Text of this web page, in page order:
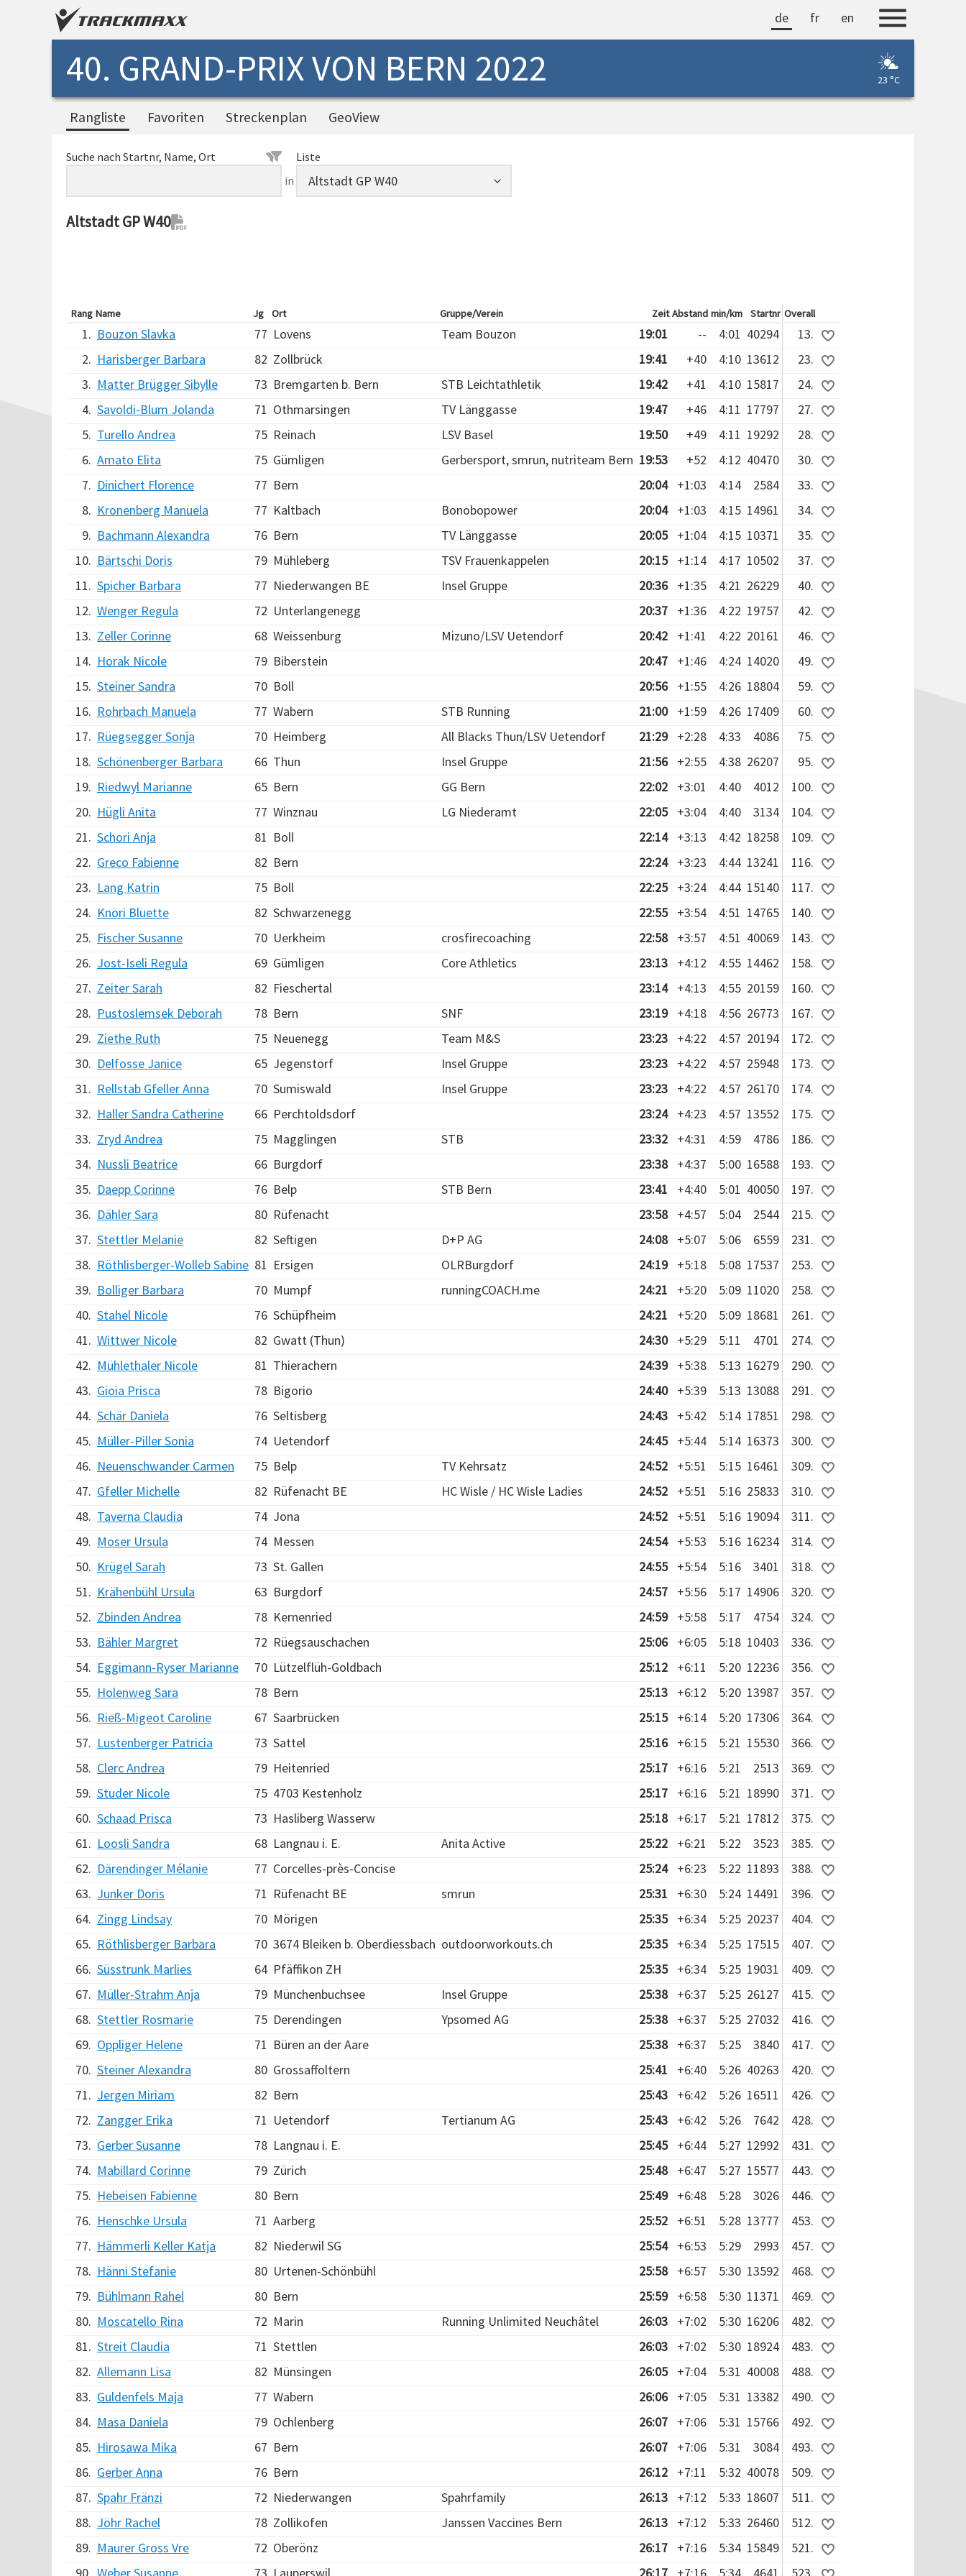
de fr en
40. GRAND-PRIX VON BERN 2022 23 °C
Rangliste Favoriten Streckenplan GeoView
Suche nach Startnr, Name, Ort
in
Liste
Altstadt GP W40
Rang Name Jg Ort Gruppe/Verein Zeit Abstand min/km Startnr Overall
1. Bouzon Slavka 77 Lovens Team Bouzon 19:01 -- 4:01 40294
13.
2. Harisberger Barbara 82 Zollbrück 19:41 +40 4:10 13612
23.
3. Matter Brügger Sibylle 73 Bremgarten b. Bern STB Leichtathletik 19:42 +41 4:10 15817
24.
4. Savoldi-Blum Jolanda 71 Othmarsingen TV Länggasse 19:47 +46 4:11 17797
27.
5. Turello Andrea 75 Reinach LSV Basel 19:50 +49 4:11 19292
28.
6. Amato Elita 75 Gümligen Gerbersport, smrun, nutriteam Bern 19:53 +52 4:12 40470
30.
7. Dinichert Florence 77 Bern 20:04 +1:03 4:14 2584
33.
8. Kronenberg Manuela 77 Kaltbach Bonobopower 20:04 +1:03 4:15 14961
34.
9. Bachmann Alexandra 76 Bern TV Länggasse 20:05 +1:04 4:15 10371
35.
10. Bärtschi Doris 79 Mühleberg TSV Frauenkappelen 20:15 +1:14 4:17 10502
37.
11. Spicher Barbara 77 Niederwangen BE Insel Gruppe 20:36 +1:35 4:21 26229
40.
12. Wenger Regula 72 Unterlangenegg 20:37 +1:36 4:22 19757
42.
13. Zeller Corinne 68 Weissenburg Mizuno/LSV Uetendorf 20:42 +1:41 4:22 20161
46.
14. Horak Nicole 79 Biberstein 20:47 +1:46 4:24 14020
49.
15. Steiner Sandra 70 Boll 20:56 +1:55 4:26 18804
59.
16. Rohrbach Manuela 77 Wabern STB Running 21:00 +1:59 4:26 17409
60.
17. Rüegsegger Sonja 70 Heimberg All Blacks Thun/LSV Uetendorf 21:29 +2:28 4:33 4086
75.
18. Schönenberger Barbara 66 Thun Insel Gruppe 21:56 +2:55 4:38 26207
95.
19. Riedwyl Marianne 65 Bern GG Bern 22:02 +3:01 4:40 4012
100.
20. Hügli Anita 77 Winznau LG Niederamt 22:05 +3:04 4:40 3134
104.
21. Schori Anja 81 Boll 22:14 +3:13 4:42 18258
109.
22. Greco Fabienne 82 Bern 22:24 +3:23 4:44 13241
116.
23. Lang Katrin 75 Boll 22:25 +3:24 4:44 15140
117.
24. Knöri Bluette 82 Schwarzenegg 22:55 +3:54 4:51 14765
140.
25. Fischer Susanne 70 Uerkheim crosfirecoaching 22:58 +3:57 4:51 40069
143.
26. Jost-Iseli Regula 69 Gümligen Core Athletics 23:13 +4:12 4:55 14462
158.
27. Zeiter Sarah 82 Fieschertal 23:14 +4:13 4:55 20159
160.
28. Pustoslemsek Deborah 78 Bern SNF 23:19 +4:18 4:56 26773
167.
29. Ziethe Ruth 75 Neuenegg Team M&S 23:23 +4:22 4:57 20194
172.
30. Delfosse Janice 65 Jegenstorf Insel Gruppe 23:23 +4:22 4:57 25948
173.
31. Rellstab Gfeller Anna 70 Sumiswald Insel Gruppe 23:23 +4:22 4:57 26170
174.
32. Haller Sandra Catherine 66 Perchtoldsdorf 23:24 +4:23 4:57 13552
175.
33. Zryd Andrea 75 Magglingen STB 23:32 +4:31 4:59 4786
186.
34. Nussli Beatrice 66 Burgdorf 23:38 +4:37 5:00 16588
193.
35. Daepp Corinne 76 Belp STB Bern 23:41 +4:40 5:01 40050
197.
36. Dähler Sara 80 Rüfenacht 23:58 +4:57 5:04 2544
215.
37. Stettler Melanie 82 Seftigen D+P AG 24:08 +5:07 5:06 6559
231.
38. Röthlisberger-Wolleb Sabine 81 Ersigen OLRBurgdorf 24:19 +5:18 5:08 17537
253.
39. Bolliger Barbara 70 Mumpf runningCOACH.me 24:21 +5:20 5:09 11020
258.
40. Stahel Nicole 76 Schüpfheim 24:21 +5:20 5:09 18681
261.
41. Wittwer Nicole 82 Gwatt (Thun) 24:30 +5:29 5:11 4701
274.
42. Mühlethaler Nicole 81 Thierachern 24:39 +5:38 5:13 16279
290.
43. Gioia Prisca 78 Bigorio 24:40 +5:39 5:13 13088
291.
44. Schär Daniela 76 Seltisberg 24:43 +5:42 5:14 17851
298.
45. Müller-Piller Sonia 74 Uetendorf 24:45 +5:44 5:14 16373
300.
46. Neuenschwander Carmen 75 Belp TV Kehrsatz 24:52 +5:51 5:15 16461
309.
47. Gfeller Michelle 82 Rüfenacht BE HC Wisle / HC Wisle Ladies 24:52 +5:51 5:16 25833
310.
48. Taverna Claudia 74 Jona 24:52 +5:51 5:16 19094
311.
49. Moser Ursula 74 Messen 24:54 +5:53 5:16 16234
314.
50. Krügel Sarah 73 St. Gallen 24:55 +5:54 5:16 3401
318.
51. Krähenbühl Ursula 63 Burgdorf 24:57 +5:56 5:17 14906
320.
52. Zbinden Andrea 78 Kernenried 24:59 +5:58 5:17 4754
324.
53. Bähler Margret 72 Rüegsauschachen 25:06 +6:05 5:18 10403
336.
54. Eggimann-Ryser Marianne 70 Lützelflüh-Goldbach 25:12 +6:11 5:20 12236
356.
55. Holenweg Sara 78 Bern 25:13 +6:12 5:20 13987
357.
56. Rieß-Migeot Caroline 67 Saarbrücken 25:15 +6:14 5:20 17306
364.
57. Lustenberger Patricia 73 Sattel 25:16 +6:15 5:21 15530
366.
58. Clerc Andrea 79 Heitenried 25:17 +6:16 5:21 2513
369.
59. Studer Nicole 75 4703 Kestenholz 25:17 +6:16 5:21 18990
371.
60. Schaad Prisca 73 Hasliberg Wasserw 25:18 +6:17 5:21 17812
375.
61. Loosli Sandra 68 Langnau i. E. Anita Active 25:22 +6:21 5:22 3523
385.
62. Därendinger Mélanie 77 Corcelles-près-Concise 25:24 +6:23 5:22 11893
388.
63. Junker Doris 71 Rüfenacht BE smrun 25:31 +6:30 5:24 14491
396.
64. Zingg Lindsay 70 Mörigen 25:35 +6:34 5:25 20237
404.
65. Röthlisberger Barbara 70 3674 Bleiken b. Oberdiessbach outdoorworkouts.ch 25:35 +6:34 5:25 17515
407.
66. Süsstrunk Marlies 64 Pfäffikon ZH 25:35 +6:34 5:25 19031
409.
67. Müller-Strahm Anja 79 Münchenbuchsee Insel Gruppe 25:38 +6:37 5:25 26127
415.
68. Stettler Rosmarie 75 Derendingen Ypsomed AG 25:38 +6:37 5:25 27032
416.
69. Oppliger Helene 71 Büren an der Aare 25:38 +6:37 5:25 3840
417.
70. Steiner Alexandra 80 Grossaffoltern 25:41 +6:40 5:26 40263
420.
71. Jergen Miriam 82 Bern 25:43 +6:42 5:26 16511
426.
72. Zangger Erika 71 Uetendorf Tertianum AG 25:43 +6:42 5:26 7642
428.
73. Gerber Susanne 78 Langnau i. E. 25:45 +6:44 5:27 12992
431.
74. Mabillard Corinne 79 Zürich 25:48 +6:47 5:27 15577
443.
75. Hebeisen Fabienne 80 Bern 25:49 +6:48 5:28 3026
446.
76. Henschke Ursula 71 Aarberg 25:52 +6:51 5:28 13777
453.
77. Hämmerli Keller Katja 82 Niederwil SG 25:54 +6:53 5:29 2993
457.
78. Hänni Stefanie 80 Urtenen-Schönbühl 25:58 +6:57 5:30 13592
468.
79. Bühlmann Rahel 80 Bern 25:59 +6:58 5:30 11371
469.
80. Moscatello Rina 72 Marin Running Unlimited Neuchâtel 26:03 +7:02 5:30 16206
482.
81. Streit Claudia 71 Stettlen 26:03 +7:02 5:30 18924
483.
82. Allemann Lisa 82 Münsingen 26:05 +7:04 5:31 40008
488.
83. Guldenfels Maja 77 Wabern 26:06 +7:05 5:31 13382
490.
84. Masa Daniela 79 Ochlenberg 26:07 +7:06 5:31 15766
492.
85. Hirosawa Mika 67 Bern 26:07 +7:06 5:31 3084
493.
86. Gerber Anna 76 Bern 26:12 +7:11 5:32 40078
509.
87. Spahr Fränzi 72 Niederwangen Spahrfamily 26:13 +7:12 5:33 18607
511.
88. Jöhr Rachel 78 Zollikofen Janssen Vaccines Bern 26:13 +7:12 5:33 26460
512.
89. Maurer Gross Vre 72 Oberönz 26:17 +7:16 5:34 15849
521.